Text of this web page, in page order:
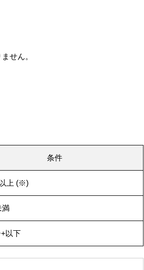
せん。
条件
上 (※)
満
以下